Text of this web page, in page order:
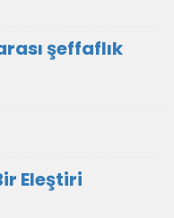
şeffaflık
Eleştiri